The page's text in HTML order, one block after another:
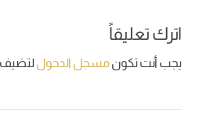
اترك تعليقاً
يجب أنت تكونمسجل الدخوللتضيف